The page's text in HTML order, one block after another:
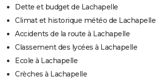
Dette et budget de Lachapelle
Climat et historique météo de Lachapelle
Accidents de la route à Lachapelle
Classement des lycées à Lachapelle
Ecole à Lachapelle
Crèches à Lachapelle